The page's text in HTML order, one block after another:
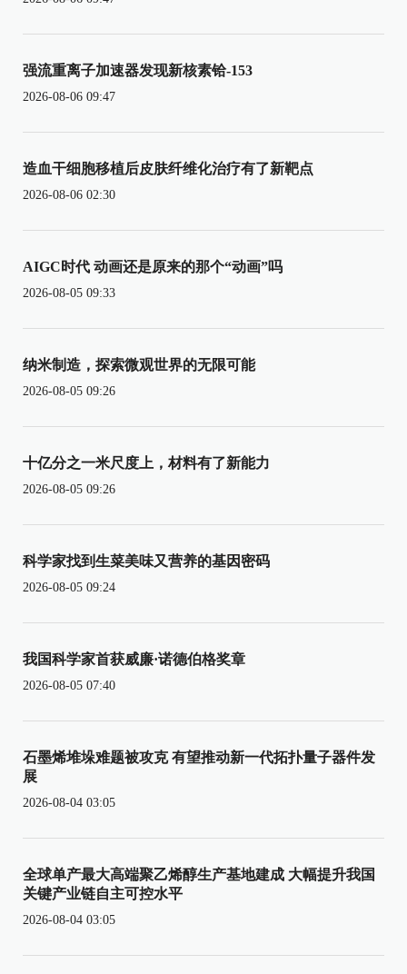
强流重离子加速器发现新核素铪-153
2026-08-06 09:47
造血干细胞移植后皮肤纤维化治疗有了新靶点
2026-08-06 02:30
AIGC时代 动画还是原来的那个“动画”吗
2026-08-05 09:33
纳米制造，探索微观世界的无限可能
2026-08-05 09:26
十亿分之一米尺度上，材料有了新能力
2026-08-05 09:26
科学家找到生菜美味又营养的基因密码
2026-08-05 09:24
我国科学家首获威廉·诺德伯格奖章
2026-08-05 07:40
石墨烯堆垛难题被攻克 有望推动新一代拓扑量子器件发
展
2026-08-04 03:05
全球单产最大高端聚乙烯醇生产基地建成 大幅提升我国
关键产业链自主可控水平
2026-08-04 03:05